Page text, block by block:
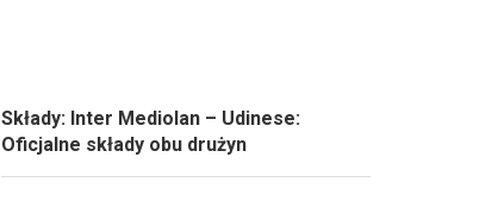
Składy: Inter Mediolan – Udinese:
Oficjalne składy obu drużyn